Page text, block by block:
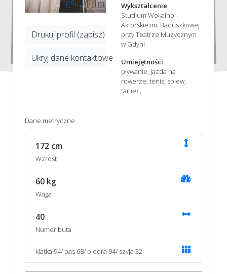
Drukuj profil (zapisz)
Ukryj dane kontaktowe
Wykształcenie
Studium Wokalno
Aktorskie im. Baduszkowej
przy Teatrze Muzycznym
w Gdyni
Umiejętności
pływanie, jazda na
rowerze, tenis, spiew,
taniec,
Dane metryczne
172 cm
Wzrost
60 kg
Waga
40
Numer buta
klatka 94/ pas 68/ biodra 94/ szyja 32